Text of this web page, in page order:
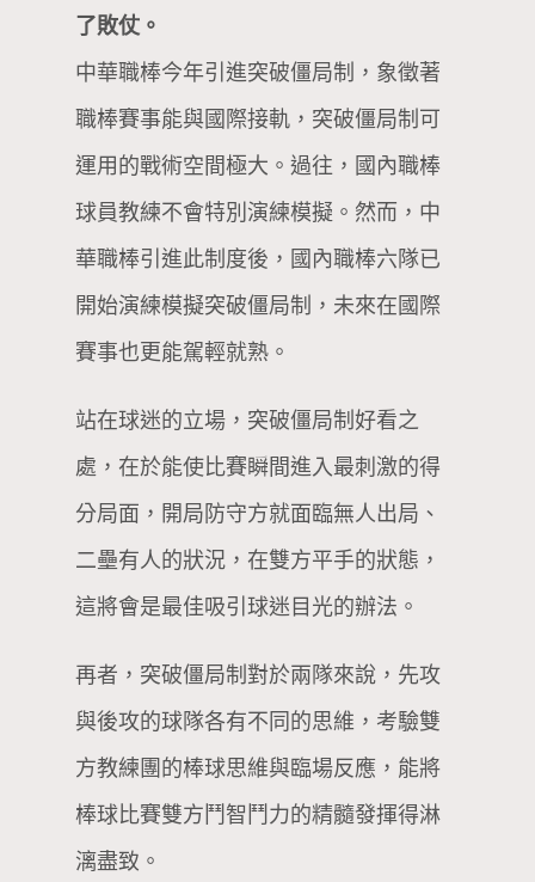
了敗仗。
中華職棒今年引進突破僵局制，象徵著
職棒賽事能與國際接軌，突破僵局制可
運用的戰術空間極大。過往，國內職棒
球員教練不會特別演練模擬。然而，中
華職棒引進此制度後，國內職棒六隊已
開始演練模擬突破僵局制，未來在國際
賽事也更能駕輕就熟。
站在球迷的立場，突破僵局制好看之
處，在於能使比賽瞬間進入最刺激的得
分局面，開局防守方就面臨無人出局、
二壘有人的狀況，在雙方平手的狀態，
這將會是最佳吸引球迷目光的辦法。
再者，突破僵局制對於兩隊來說，先攻
與後攻的球隊各有不同的思維，考驗雙
方教練團的棒球思維與臨場反應，能將
棒球比賽雙方鬥智鬥力的精髓發揮得淋
漓盡致。